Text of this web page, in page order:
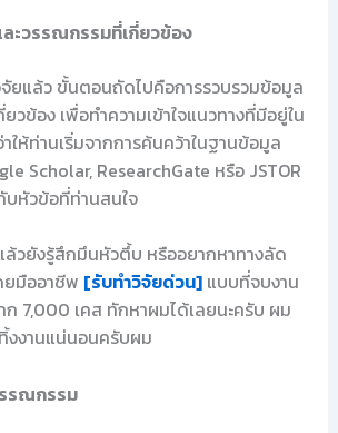
ะวรรณกรรมที่เกี่ยวข้อง
จัยแล้ว ขั้นตอนถัดไปคือการรวบรวมข้อมูล
วข้อง เพื่อทำความเข้าใจแนวทางที่มีอยู่ใน
ให้ท่านเริ่มจากการค้นคว้าในฐานข้อมูล
Scholar, ResearchGate หรือ JSTOR
บหัวข้อที่ท่านสนใจ
ล้วยังรู้สึกมึนหัวตึ้บ หรืออยากหาทางลัด
ยมืออาชีพ [รับทำวิจัยด่วน]แบบที่จบงาน
ก 7,000 เคส ทักหาผมได้เลยนะครับ ผม
งงานแน่นอนครับผม
รณกรรม